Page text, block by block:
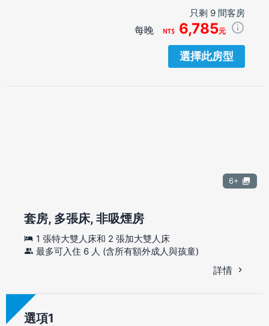
只剩 9 間客房
每晚 6,785元
選擇此房型
6+
套房, 多張床, 非吸煙房
1 張特大雙人床和 2 張加大雙人床
最多可入住 6 人 (含所有額外成人與孩童)
詳情
選項